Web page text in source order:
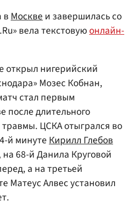
в Москве и завершилась со
вела текстовуюонлайн-
открыл нигерийский
Мозес Кобнан,
стал первым
после длительного
ЦСКА отыгрался во
й минутеКирилл Глебов
на 68-й Данила Круговой
а на третьей
Матеус Алвес установил